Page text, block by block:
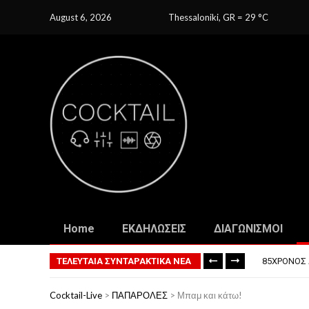
August 6, 2026 Thessaloniki, GR = 29 C
Home ΕΚΔΗΛΩΣΕΙΣ ΔΙΑΓΩΝΙΣΜΟΙ
ΤΕΛΕΥΤΑΙΑ ΣΥΝΤΑΡΑΚΤΙΚΑ ΝΕΑ
ΤΟ ΠΡΏΤΟ
ΦΟΒΕΡΆ
85ΧΡΟΝΟΣ
Cocktail-Live > ΠΑΠΑΡΟΛΕΣ > Μπαμ και κάτω!